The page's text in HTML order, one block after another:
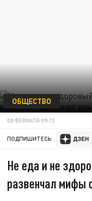
ОБЩЕСТВО
08 ФЕВРАЛЯ 09:15
ПОДПИШИТЕСЬ:
Не еда и не
развенчал мифы